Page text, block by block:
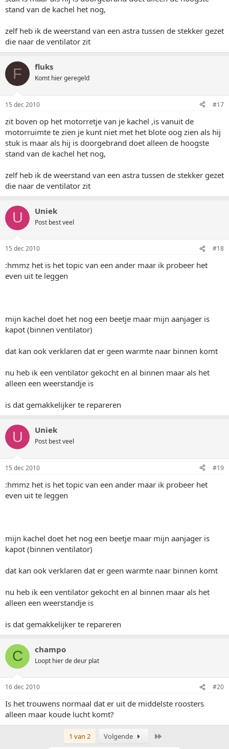
stand van de kachel het nog,
zelf heb ik de weerstand van een astra tussen de stekker gezet
die naar de ventilator zit
F fluks
Komt hier geregeld
15 dec 2010 #17
zit boven op het motorretje van je kachel ,is vanuit de
motorruimte te zien je kunt niet met het blote oog zien als hij
stuk is maar als hij is doorgebrand doet alleen de hoogste
stand van de kachel het nog,
zelf heb ik de weerstand van een astra tussen de stekker gezet
die naar de ventilator zit
U Uniek
Post best veel
15 dec 2010 #18
:hmmz het is het topic van een ander maar ik probeer het
even uit te leggen
mijn kachel doet het nog een beetje maar mijn aanjager is
kapot (binnen ventilator)
dat kan ook verklaren dat er geen warmte naar binnen komt
nu heb ik een ventilator gekocht en al binnen maar als het
alleen een weerstandje is
is dat gemakkelijker te repareren
U Uniek
Post best veel
15 dec 2010 #19
:hmmz het is het topic van een ander maar ik probeer het
even uit te leggen
mijn kachel doet het nog een beetje maar mijn aanjager is
kapot (binnen ventilator)
dat kan ook verklaren dat er geen warmte naar binnen komt
nu heb ik een ventilator gekocht en al binnen maar als het
alleen een weerstandje is
is dat gemakkelijker te repareren
C champo
Loopt hier de deur plat
16 dec 2010 #20
Is het trouwens normaal dat er uit de middelste roosters
alleen maar koude lucht komt?
1 van 2 Volgende